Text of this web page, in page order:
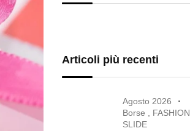
Articoli più recenti
Agosto 2026
Borse
FASHION
SLIDE